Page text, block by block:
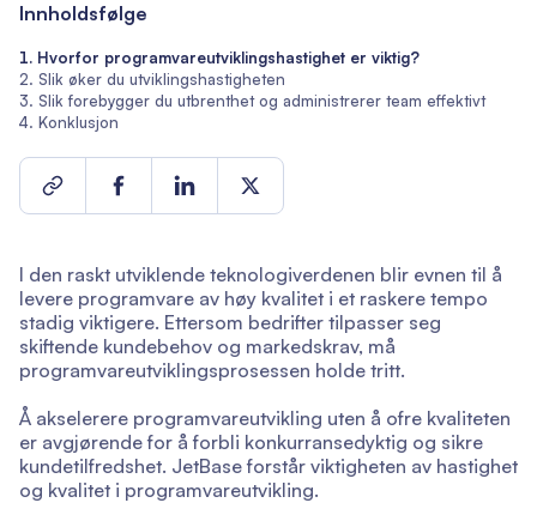
I den raskt utviklende teknologiverdenen blir evnen til å
levere programvare av høy kvalitet i et raskere tempo
stadig viktigere. Ettersom bedrifter tilpasser seg
skiftende kundebehov og markedskrav, må
programvareutviklingsprosessen holde tritt.
Å akselerere programvareutvikling uten å ofre kvaliteten
er avgjørende for å forbli konkurransedyktig og sikre
kundetilfredshet. JetBase forstår viktigheten av hastighet
og kvalitet i programvareutvikling.
Innholdsfølge
Hvorfor programvareutviklingshastighet er viktig?
Slik øker du utviklingshastigheten
Slik forebygger du utbrenthet og administrerer team effektivt
Konklusjon